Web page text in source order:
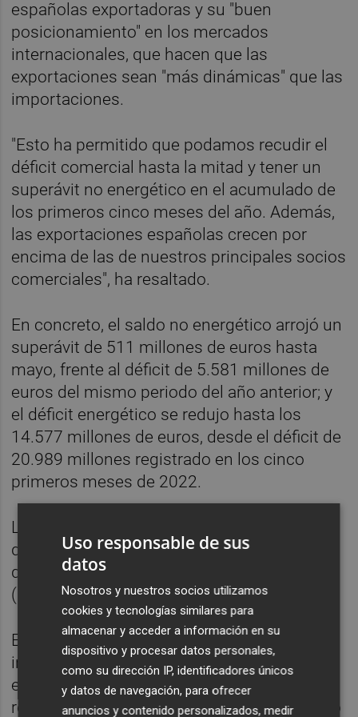
españolas exportadoras y su "buen
posicionamiento" en los mercados
internacionales, que hacen que las
exportaciones sean "más dinámicas" que las
importaciones.
"Esto ha permitido que podamos recudir el
déficit comercial hasta la mitad y tener un
superávit no energético en el acumulado de
los primeros cinco meses del año. Además,
las exportaciones españolas crecen por
encima de las de nuestros principales socios
comerciales", ha resaltado.
En concreto, el saldo no energético arrojó un
superávit de 511 millones de euros hasta
mayo, frente al déficit de 5.581 millones de
euros del mismo periodo del año anterior; y
el déficit energético se redujo hasta los
14.577 millones de euros, desde el déficit de
20.989 millones registrado en los cinco
primeros meses de 2022.
La tasa de cobertura se situó en el 92,2%, lo
que supone 6,8 puntos porcentuales más
que la registrada en enero-mayo de 2022
(85,4%).
El Gobierno destaca que el aumento
interanual de las exportaciones españolas
entre enero y mayo (+6,4%) fue superior al
registrado en la UE-27 (+3,7%) y la zona euro
Uso responsable de sus
datos
Nosotros y nuestros socios utilizamos
cookies y tecnologías similares para
almacenar y acceder a información en su
dispositivo y procesar datos personales,
como su dirección IP, identificadores únicos
y datos de navegación, para ofrecer
anuncios y contenido personalizados, medir